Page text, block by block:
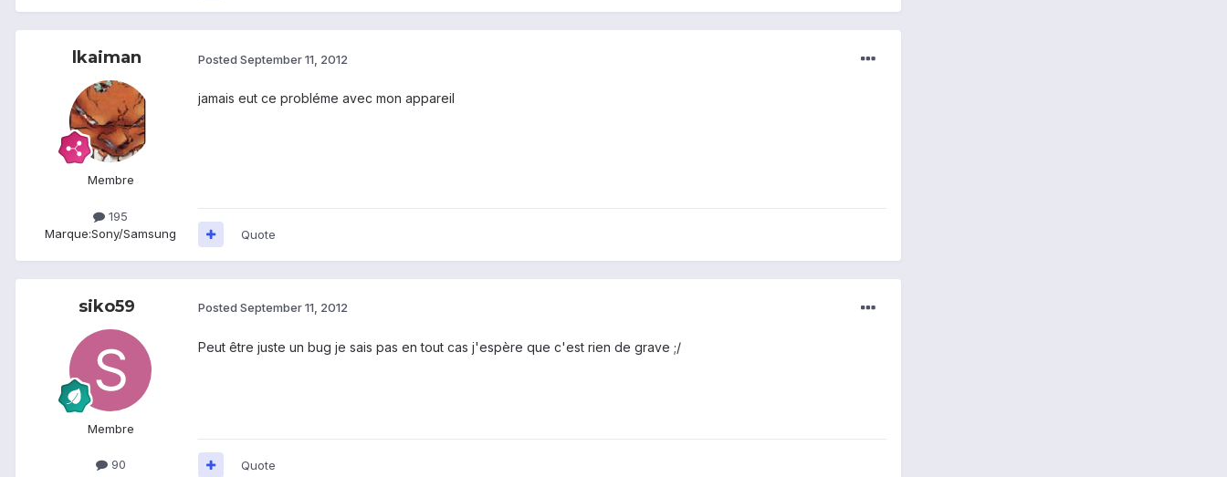
lkaiman
Membre
195
Marque:Sony/Samsung
Posted September 11, 2012
jamais eut ce probléme avec mon appareil
Quote
siko59
Membre
90
Posted September 11, 2012
Peut être juste un bug je sais pas en tout cas j'espère que c'est rien de grave ;/
Quote